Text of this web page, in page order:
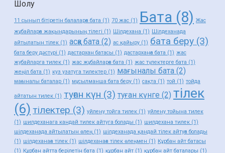
Шолу
11 сынып бітіретін балаларға бата (1) 70 жас (1) Бата (8) Жас
жұбайларға жақындарының тілегі (1) Шілдехана (1) Шілдеханада
айтылатын тілек (1) асқа бата (2) ас қайыру (1) бата беру (3)
бата беру дәстүрі (1) дастархан батасы (1) дастарханға бата (1) жас
жубайларга тилек (1) жас жұбайларға бата (1) жас түлектерге бата (1)
жеңіл бата (1) куз узатуга тилектер (1) мағыналы бата (2)
мағыналы баталар (1) мұсылманша бата беру (1) сақта (1) той (1) тойда
айтатын тилек (1) туған күн (3) туған күнге (2) тілек
(6) тілектер (3) уйлену тойга тилек (1) уйлену тойына тилек
(1) шилдеханага кандай тилек айтуга болады (1) шилдехана тилек (1)
шілдеханада айтылатын өлең (1) шілдеханада қандай тілек айтуға болады
(1) шілдеханаға тілек (1) шілдеханаға тілек өлеңмен (1) Құрбан айт батасы
(1) Құрбан айтта берілетін бата (1) құрбан айт (1) құрбан айт баталары (1)